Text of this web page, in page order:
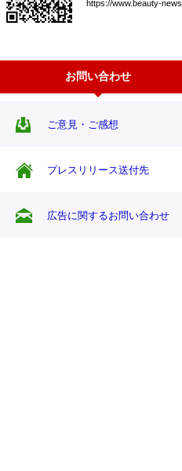
https://www.beauty-news.
お問い合わせ
ご意見・ご感想
プレスリリース送付先
広告に関するお問い合わせ